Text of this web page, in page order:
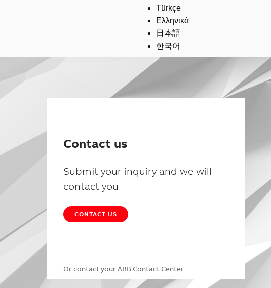
Türkçe
Ελληνικά
日本語
한국어
Contact us
Submit your inquiry and we will
contact you
CONTACT US
Or contact your ABB Contact Center